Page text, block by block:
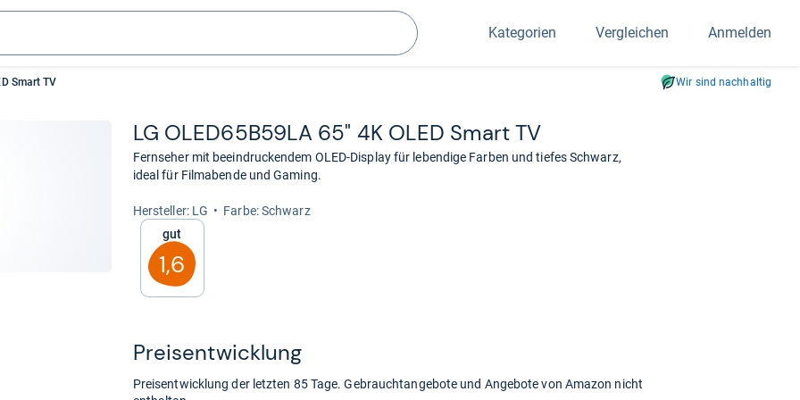
Suchen
Kategorien Vergleichen Anmelden
Smart TV Wir sind nachhaltig
LG OLED65B59LA 65" 4K OLED Smart TV
Fernseher mit beeindruckendem OLED-Display für lebendige Farben und tiefes Schwarz,
ideal für Filmabende und Gaming.
Her­stel­ler: LG
Farbe: Schwarz
Gut
1,6
Preis­ent­wick­lung
Preisentwicklung der letzten 85 Tage. Gebrauchtangebote und Angebote von Amazon nicht